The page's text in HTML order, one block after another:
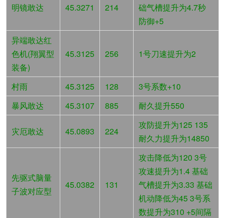
明镜敢达 45.3271 214
础气槽提升为4.7秒
防御+5
异端敢达红
色机(翔翼型
装备)
45.3125 256 1号刀速提升为2
村雨 45.3125 128
3号系数+10
暴风敢达
45.3107 885 耐久提升550
灾厄敢达 45.0893 224
攻防提升为125 135
耐久力提升为14850
先驱式脑量
子波对应型
45.0382 131
攻击降低为120 3号
攻速提升为1.4 基础
气槽提升为3.33 基础
机动降低为45 3号系
数提升为310 +5间隔